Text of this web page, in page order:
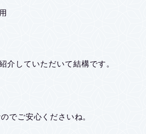
介していただいて結構です。
でご安心くださいね。